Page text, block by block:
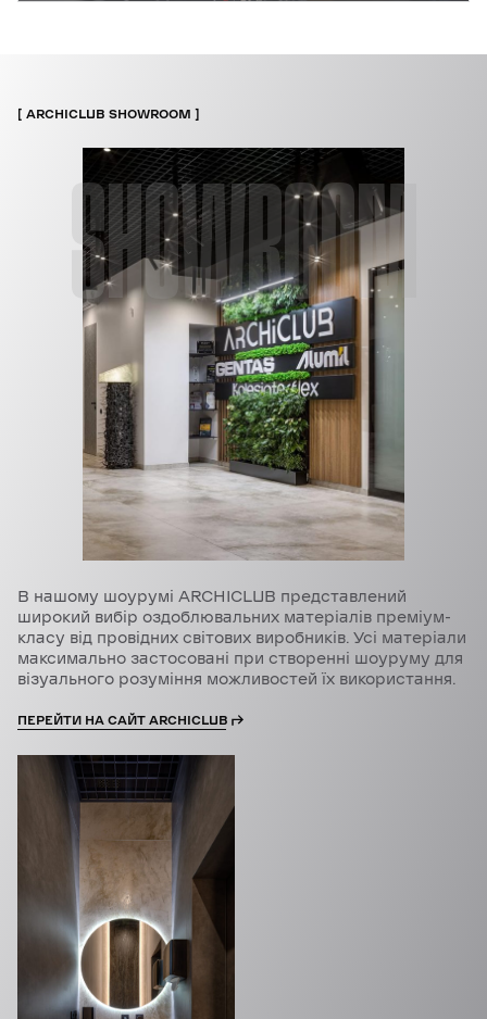
SHOWROOM
ARCHICLUB SHOWROOM
В нашому шоурумі ARCHICLUB представлений
широкий вибір оздоблювальних матеріалів преміум-
класу від провідних світових виробників. Усі матеріали
максимально застосовані при створенні шоуруму для
візуального розуміння можливостей їх використання.
ПЕРЕЙТИ НА САЙТ ARCHICLUB